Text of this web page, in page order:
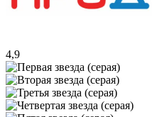
4,9